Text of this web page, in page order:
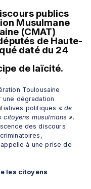
publics
Musulmane
(CMAT)
de Haute-
daté du 24
de laïcité.
Toulousaine
une dégradation
politiques « de
citoyens musulmans ».
des discours
à une prise de
les citoyens